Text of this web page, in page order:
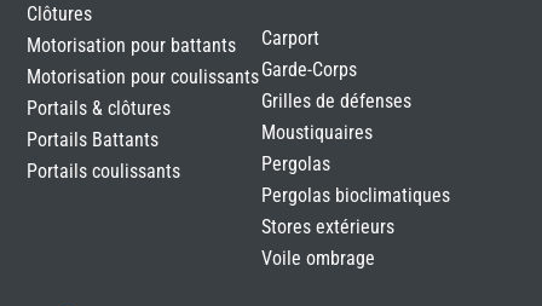
Clôtures
Motorisation pour battants
Motorisation pour coulissants
Portails & clôtures
Portails Battants
Portails coulissants
Carport
Garde-Corps
Grilles de défenses
Moustiquaires
Pergolas
Pergolas bioclimatiques
Stores extérieurs
Voile ombrage